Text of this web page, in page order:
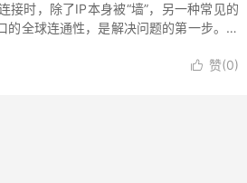
接时，除了IP本身被“墙”，另一种常见的
全球连通性，是解决问题的第一步。幸
 赞(0)